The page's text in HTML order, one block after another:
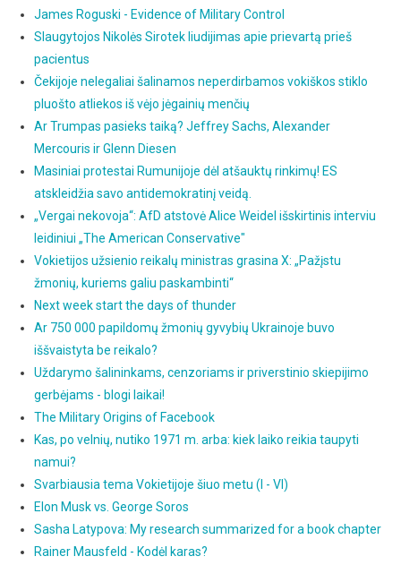
James Roguski - Evidence of Military Control
Slaugytojos Nikolės Sirotek liudijimas apie prievartą prieš
pacientus
Čekijoje nelegaliai šalinamos neperdirbamos vokiškos stiklo
pluošto atliekos iš vėjo jėgainių menčių
Ar Trumpas pasieks taiką? Jeffrey Sachs, Alexander
Mercouris ir Glenn Diesen
Masiniai protestai Rumunijoje dėl atšauktų rinkimų! ES
atskleidžia savo antidemokratinį veidą.
„Vergai nekovoja“: AfD atstovė Alice Weidel išskirtinis interviu
leidiniui „The American Conservative"
Vokietijos užsienio reikalų ministras grasina X: „Pažįstu
žmonių, kuriems galiu paskambinti“
Next week start the days of thunder
Ar 750 000 papildomų žmonių gyvybių Ukrainoje buvo
iššvaistyta be reikalo?
Uždarymo šalininkams, cenzoriams ir priverstinio skiepijimo
gerbėjams - blogi laikai!
The Military Origins of Facebook
Kas, po velnių, nutiko 1971 m. arba: kiek laiko reikia taupyti
namui?
Svarbiausia tema Vokietijoje šiuo metu (I - VI)
Elon Musk vs. George Soros
Sasha Latypova: My research summarized for a book chapter
Rainer Mausfeld - Kodėl karas?